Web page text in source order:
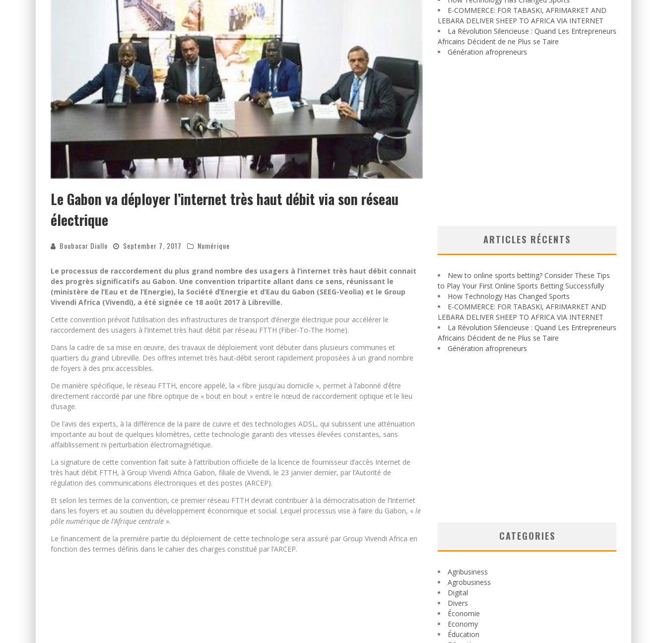
Le Gabon va déployer l’internet très haut débit via son réseau
électrique
Boubacar Diallo September 7, 2017 Numérique
Le processus de raccordement du plus grand nombre des usagers à l’internet très haut débit connait
des progrès significatifs au Gabon. Une convention tripartite allant dans ce sens, réunissant le
(ministère de l’Eau et de l’Energie), la Société d’Energie et d’Eau du Gabon (SEEG-Veolia) et le Group
Vivendi Africa (Vivendi), a été signée ce 18 août 2017 à Libreville.
Cette convention prévoit l’utilisation des infrastructures de transport d’énergie électrique pour accélérer le
raccordement des usagers à l’Internet très haut débit par réseau FTTH (Fiber-To-The Home).
Dans la cadre de sa mise en œuvre, des travaux de déploiement vont débuter dans plusieurs communes et
quartiers du grand Libreville. Des offres internet très haut-débit seront rapidement proposées à un grand nombre
de foyers à des prix accessibles.
De manière spécifique, le réseau FTTH, encore appelé, la « fibre jusqu’au domicile », permet à l’abonné d’être
directement raccordé par une fibre optique de « bout en bout » entre le nœud de raccordement optique et le lieu
d’usage.
De l’avis des experts, à la différence de la paire de cuivre et des technologies ADSL, qui subissent une atténuation
importante au bout de quelques kilomètres, cette technologie garanti des vitesses élevées constantes, sans
affaiblissement ni perturbation électromagnétique.
La signature de cette convention fait suite à l’attribution officielle de la licence de fournisseur d’accès Internet de
très haut débit FTTH, à Group Vivendi Africa Gabon, filiale de Vivendi, le 23 janvier dernier, par l’Autorité de
régulation des communications électroniques et des postes (ARCEP).
Et selon les termes de la convention, ce premier réseau FTTH devrait contribuer à la démocratisation de l’Internet
dans les foyers et au soutien du développement économique et social. Lequel processus vise à faire du Gabon, « le
pôle numérique de l’Afrique centrale ».
Le financement de la première partie du déploiement de cette technologie sera assuré par Group Vivendi Africa en
fonction des termes définis dans le cahier des charges constitué par l’ARCEP.
E-COMMERCE: FOR TABASKI, AFRIMARKET AND
LEBARA DELIVER SHEEP TO AFRICA VIA INTERNET
La Révolution Silencieuse : Quand Les Entrepreneurs
Africains Décident de ne Plus se Taire
Génération afropreneurs
ARTICLES RÉCENTS
New to online sports betting? Consider These Tips
to Play Your First Online Sports Betting Successfully
How Technology Has Changed Sports
E-COMMERCE: FOR TABASKI, AFRIMARKET AND
LEBARA DELIVER SHEEP TO AFRICA VIA INTERNET
La Révolution Silencieuse : Quand Les Entrepreneurs
Africains Décident de ne Plus se Taire
Génération afropreneurs
CATEGORIES
Agribusiness
Agrobusiness
Digital
Divers
Économie
Economy
Éducation